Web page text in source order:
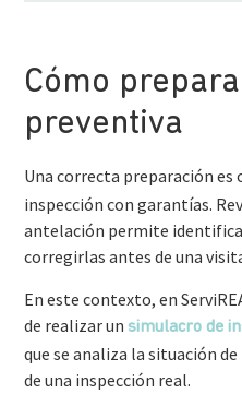
Cómo
preventiva
Una correcta preparación es
inspección con garantías.
antelación permite
corregirlas antes de una
En este contexto, en
de realizar un simulacro de
que se analiza la situación
de una inspección real.